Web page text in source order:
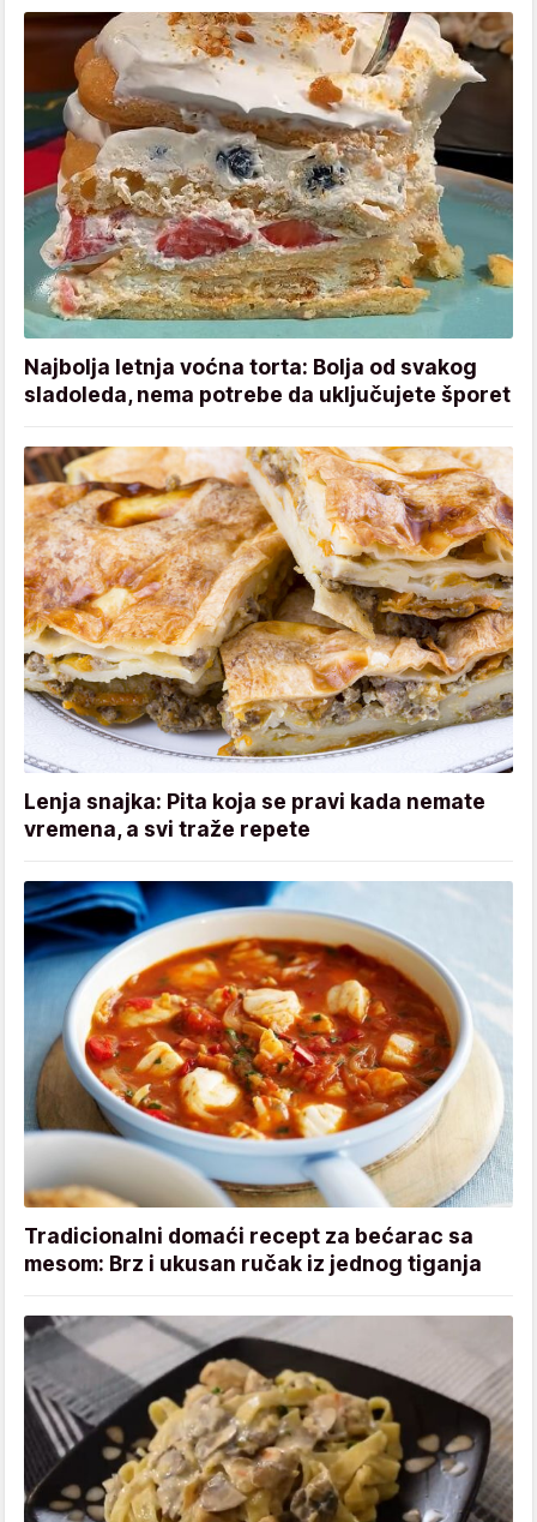
Najbolja letnja voćna torta: Bolja od svakog
sladoleda, nema potrebe da uključujete šporet
Lenja snajka: Pita koja se pravi kada nemate
vremena, a svi traže repete
Tradicionalni domaći recept za bećarac sa
mesom: Brz i ukusan ručak iz jednog tiganja